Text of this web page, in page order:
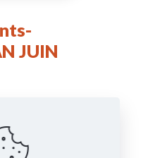
JUIN
6 ans ->
CENTRE